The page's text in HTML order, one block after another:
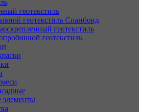
геотекстиль
геотекстиль Спанбонд
геотекстиль
геотекстиль
элементы